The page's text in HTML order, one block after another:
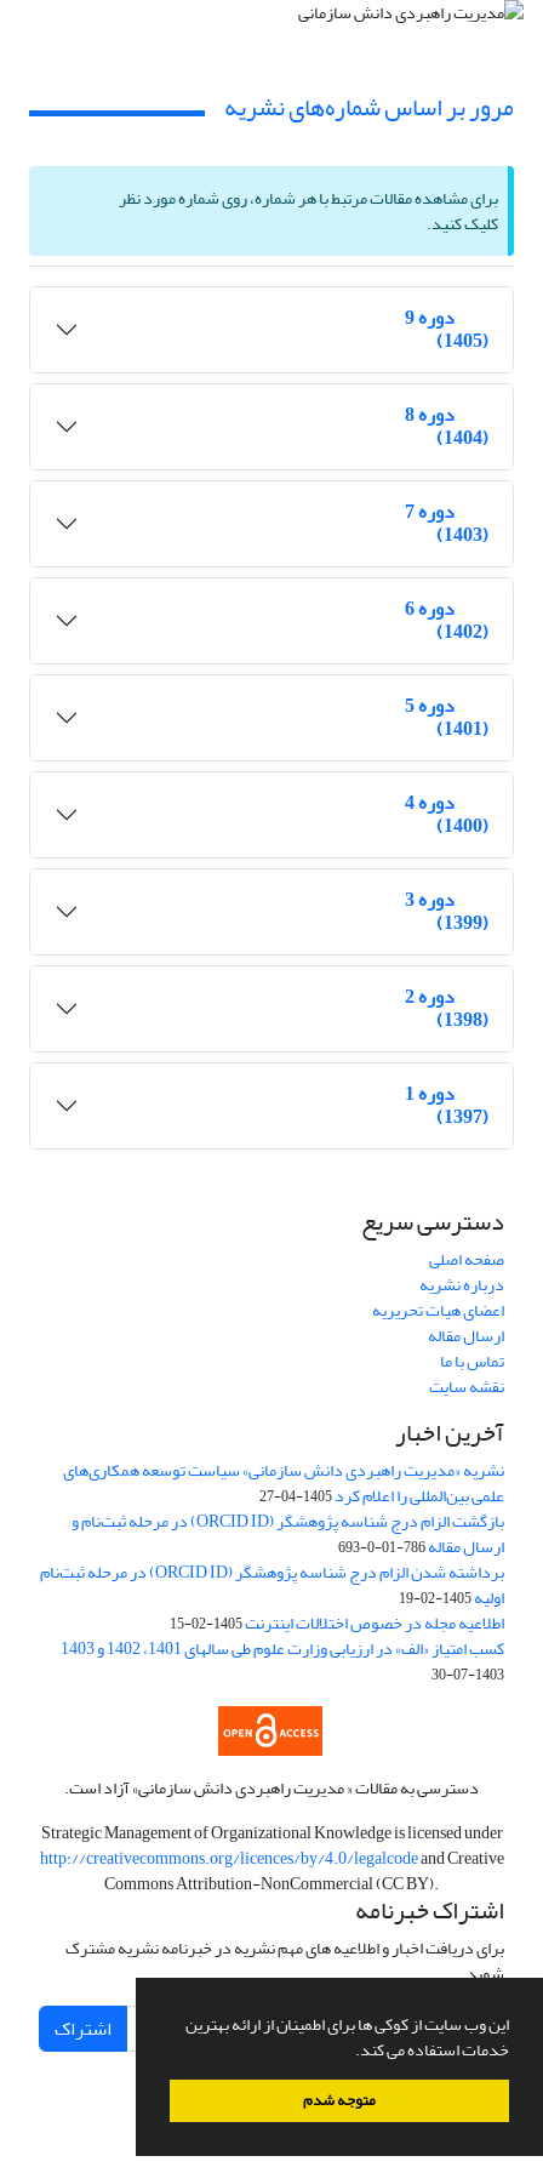
این وب سایت از کوکی ها برای اطمینان از ارائه بهترین
خدمات استفاده می کند.
متوجه شدم
مرور بر اساس شماره‌های نشریه
برای مشاهده مقالات مرتبط با هر شماره، روی شماره مورد نظر
کلیک کنید.
دوره 9
(1405)
دوره 8
(1404)
دوره 7
(1403)
دوره 6
(1402)
دوره 5
(1401)
دوره 4
(1400)
دوره 3
(1399)
دوره 2
(1398)
دوره 1
(1397)
دسترسی سریع
صفحه اصلی
درباره نشریه
اعضای هیات تحریریه
ارسال مقاله
تماس با ما
نقشه سایت
آخرین اخبار
نشریه «مدیریت راهبردی دانش سازمانی» سیاست توسعه همکاری‌های
علمی بین‌المللی را اعلام کرد1405-04-27
بازگشت الزام درج شناسه پژوهشگر (ORCID ID) در مرحله ثبت‌نام و
ارسال مقاله786-01-0-693
برداشته شدن الزام درج شناسه پژوهشگر (ORCID ID) در مرحله ثبت‌نام
اولیه1405-02-19
اطلاعیه مجله در خصوص اختلالات اینترنت1405-02-15
کسب امتیاز «الف» در ارزیابی وزارت علوم طی سالهای 1401، 1402 و 1403
1403-07-30
دسترسی به مقالات « مدیریت راهبردی دانش سازمانی» آزاد است.
Strategic Management of Organizational Knowledge is licensed under
http://creativecommons.org/licences/by/4.0/legalcodeand Creative
Commons Attribution-NonCommercial (CC BY).
اشتراک خبرنامه
برای دریافت اخبار و اطلاعیه های مهم نشریه در خبرنامه نشریه مشترک
شوید.
اشتراک